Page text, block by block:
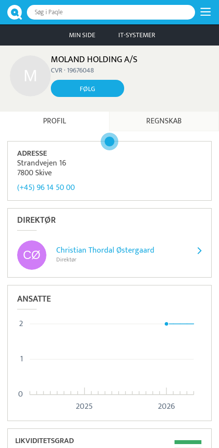
Søg i Paqle
MIN SIDE IT-SYSTEMER
MOLAND HOLDING A/S
CVR · 19676048
FØLG
PROFIL REGNSKAB
ADRESSE
Strandvejen 16
7800 Skive
(+45) 96 14 50 00
DIREKTØR
Christian Thordal Østergaard
Direktør
ANSATTE
2025 2026
0
1
2
LIKVIDITETSGRAD